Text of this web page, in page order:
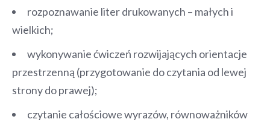
rozpoznawanie liter drukowanych – małych i
wielkich;
wykonywanie ćwiczeń rozwijających orientacje
przestrzenną (przygotowanie do czytania od lewej
strony do prawej);
czytanie całościowe wyrazów, równoważników